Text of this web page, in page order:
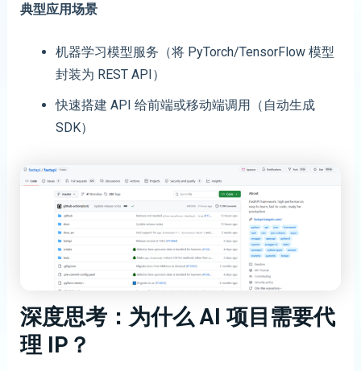
典型应用场景
机器学习模型服务（将 PyTorch/TensorFlow 模型
封装为 REST API）
快速搭建 API 给前端或移动端调用（自动生成
SDK）
深度思考： 为什么 AI 项目需要代
理 IP？